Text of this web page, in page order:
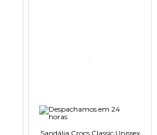
Sandália Crocs Classic Unissex